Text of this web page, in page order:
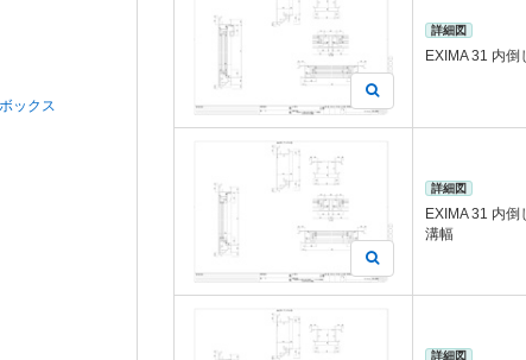
ックス
詳細図
EXIMA 31 内
詳細図
EXIMA 31 内
溝幅
詳細図